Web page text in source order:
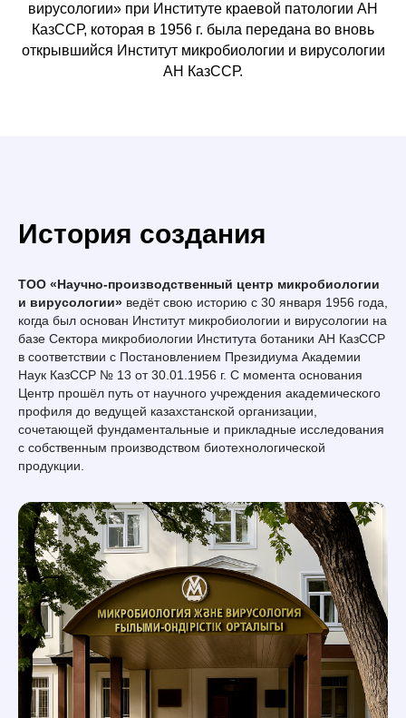
вирусологии» при Институте краевой патологии АН
КазССР, которая в 1956 г. была передана во вновь
открывшийся Институт микробиологии и вирусологии
АН КазССР.
История создания
ТОО «Научно-производственный центр микробиологии
и вирусологии» ведёт свою историю с 30 января 1956 года,
когда был основан Институт микробиологии и вирусологии на
базе Сектора микробиологии Института ботаники АН КазССР
в соответствии с Постановлением Президиума Академии
Наук КазССР № 13 от 30.01.1956 г. С момента основания
Центр прошёл путь от научного учреждения академического
профиля до ведущей казахстанской организации,
сочетающей фундаментальные и прикладные исследования
с собственным производством биотехнологической
продукции.